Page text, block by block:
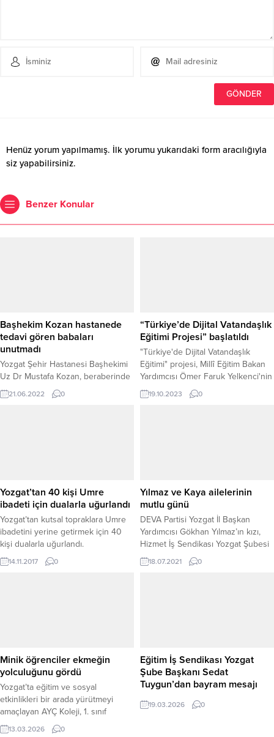
Henüz yorum yapılmamış. İlk yorumu yukarıdaki form aracılığıyla
siz yapabilirsiniz.
Benzer Konular
Başhekim Kozan hastanede
tedavi gören babaları
unutmadı
Yozgat Şehir Hastanesi Başhekimi
Uz Dr Mustafa Kozan, beraberinde
Sağlık Bakım Hizmetleri Müdürü Elif
Tinel ile birlikte hastanede tedavi
21.06.2022 0
“Türkiye’de Dijital Vatandaşlık
Eğitimi Projesi” başlatıldı
"Türkiye'de Dijital Vatandaşlık
Eğitimi" projesi, Millî Eğitim Bakan
Yardımcısı Ömer Faruk Yelkenci'nin
katılımıyla başlatıldı.
19.10.2023 0
Yozgat’tan 40 kişi Umre
ibadeti için dualarla uğurlandı
Yozgat’tan kutsal topraklara Umre
ibadetini yerine getirmek için 40
kişi dualarla uğurlandı.
14.11.2017 0
Yılmaz ve Kaya ailelerinin
mutlu günü
DEVA Partisi Yozgat İl Başkan
Yardımcısı Gökhan Yılmaz’ın kızı,
Hizmet İş Sendikası Yozgat Şubesi
Başkanı ve Hak İş İl Başkanı
Ferman Zararsız’ın torunu Aleyna
18.07.2021 0
Minik öğrenciler ekmeğin
yolculuğunu gördü
Yozgat’ta eğitim ve sosyal
etkinlikleri bir arada yürütmeyi
amaçlayan AYÇ Koleji, 1. sınıf
öğrencilerini öğretmenleri Hilal
13.03.2026 0
Eğitim İş Sendikası Yozgat
Şube Başkanı Sedat
Tuygun’dan bayram mesajı
19.03.2026 0